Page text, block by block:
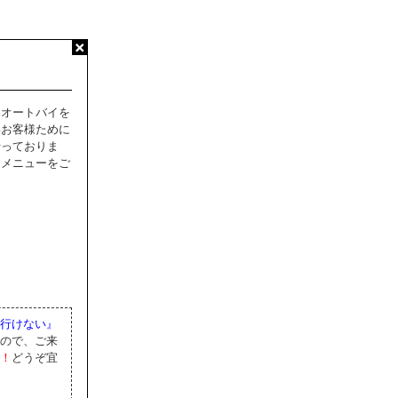
ートバイを
客様ために
ておりま
ニューをご
けない』
で、ご来
どうぞ宜